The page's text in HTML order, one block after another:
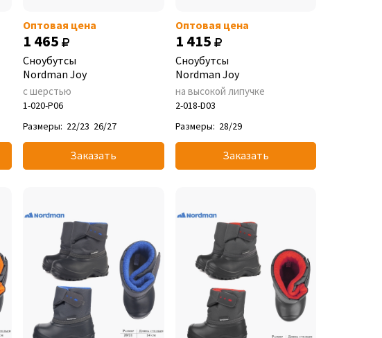
Оптовая цена
1 465
Сноубутсы
Nordman Joy
с шерстью
1-020-P06
Размеры: 22/23 26/27
Заказать
Оптовая цена
1 415
Сноубутсы
Nordman Joy
на высокой липучке
2-018-D03
Размеры: 28/29
Заказать